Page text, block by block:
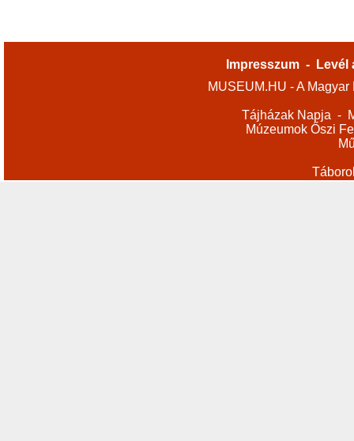
Impresszum -
Levél
MUSEUM.HU - A
Tájházak Napja -
Múzeumok Őszi